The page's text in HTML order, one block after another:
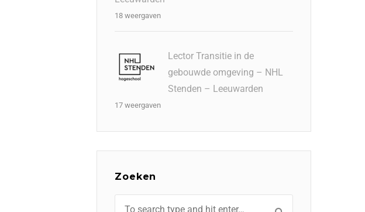
18 weergaven
Lector Transitie in de
gebouwde omgeving – NHL
Stenden – Leeuwarden
17 weergaven
Zoeken